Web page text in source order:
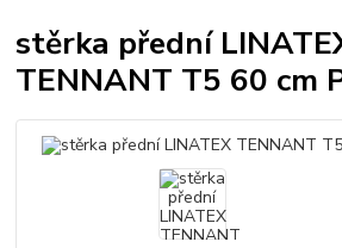
stěrka přední
TENNANT T5 60 cm